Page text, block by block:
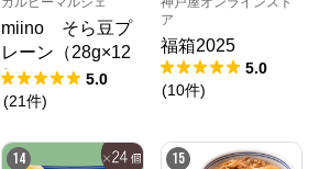
miino そら豆プ
レーン（28g×12
個）
5.0
(21件)
ア
福箱2025
5.0
(10件)
14 15